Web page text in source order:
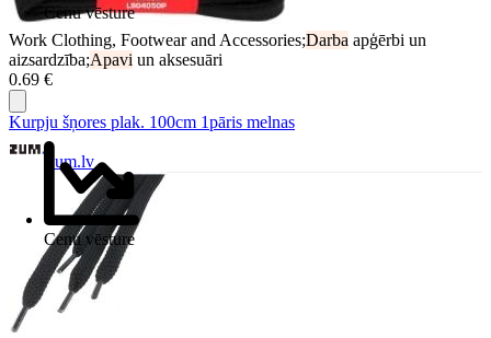
Cenu vēsture
Work Clothing, Footwear and Accessories;Darba apģērbi un
aizsardzība;Apavi un aksesuāri
0.69 €
Cenu vēsture
Kurpju šņores plak. 100cm 1pāris melnas
Zum.lv